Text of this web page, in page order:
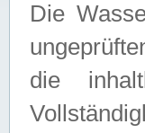
Die
die